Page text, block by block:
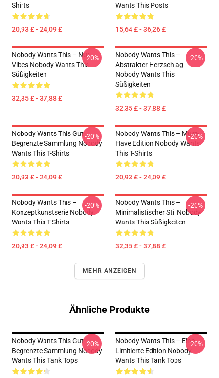
Shirts
20,93 £ - 24,09 £
Wants This Posts
15,64 £ - 36,26 £
Nobody Wants This – Nur
Vibes Nobody Wants This
Süßigkeiten
32,35 £ - 37,88 £
-20%
Nobody Wants This –
Abstrakter Herzschlag
Nobody Wants This
Süßigkeiten
32,35 £ - 37,88 £
-20%
Nobody Wants This Gut
Begrenzte Sammlung Nobody
Wants This T-Shirts
20,93 £ - 24,09 £
-20%
Nobody Wants This – Must-
Have Edition Nobody Wants
This T-Shirts
20,93 £ - 24,09 £
-20%
Nobody Wants This –
Konzeptkunstserie Nobody
Wants This T-Shirts
20,93 £ - 24,09 £
-20%
Nobody Wants This –
Minimalistischer Stil Nobody
Wants This Süßigkeiten
32,35 £ - 37,88 £
-20%
MEHR ANZEIGEN
Ähnliche Produkte
Nobody Wants This Gut
Begrenzte Sammlung Nobody
Wants This Tank Tops
-20%
Nobody Wants This – Eine
Limitierte Edition Nobody
Wants This Tank Tops
-20%